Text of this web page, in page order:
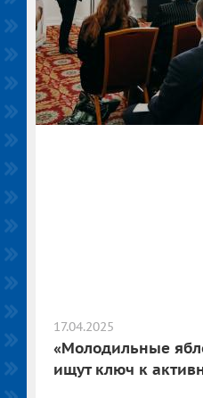
17.04.2025
«Молодильные
ищут ключ к